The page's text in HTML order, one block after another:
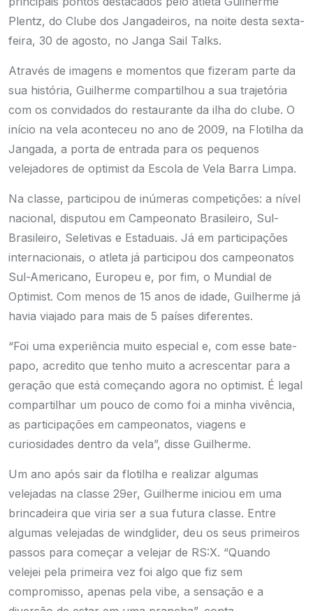
Plentz, do Clube dos Jangadeiros, na noite desta sexta-
feira, 30 de agosto, no Janga Sail Talks.
Através de imagens e momentos que fizeram parte da
sua história, Guilherme compartilhou a sua trajetória
com os convidados do restaurante da ilha do clube. O
início na vela aconteceu no ano de 2009, na Flotilha da
Jangada, a porta de entrada para os pequenos
velejadores de optimist da Escola de Vela Barra Limpa.
Na classe, participou de inúmeras competições: a nível
nacional, disputou em Campeonato Brasileiro, Sul-
Brasileiro, Seletivas e Estaduais. Já em participações
internacionais, o atleta já participou dos campeonatos
Sul-Americano, Europeu e, por fim, o Mundial de
Optimist. Com menos de 15 anos de idade, Guilherme já
havia viajado para mais de 5 países diferentes.
“Foi uma experiência muito especial e, com esse bate-
papo, acredito que tenho muito a acrescentar para a
geração que está começando agora no optimist. É legal
compartilhar um pouco de como foi a minha vivência,
as participações em campeonatos, viagens e
curiosidades dentro da vela”, disse Guilherme.
Um ano após sair da flotilha e realizar algumas
velejadas na classe 29er, Guilherme iniciou em uma
brincadeira que viria ser a sua futura classe. Entre
algumas velejadas de windglider, deu os seus primeiros
passos para começar a velejar de RS:X. “Quando
velejei pela primeira vez foi algo que fiz sem
compromisso, apenas pela vibe, a sensação e a